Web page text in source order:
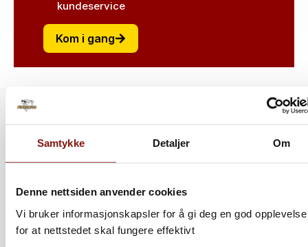
Samtykke Detaljer Om
Denne nettsiden anvender cookies
Vi bruker informasjonskapsler for å gi deg en god
for at nettstedet skal fungere effektivt
kundeservice
Kom i gang
Sjømatoppskrifter